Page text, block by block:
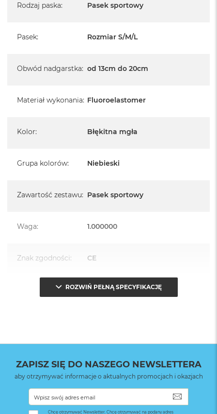
Rodzaj paska: Pasek sportowy
Pasek: Rozmiar S/M/L
Obwód nadgarstka: od 13cm do 20cm
Materiał wykonania: Fluoroelastomer
Kolor: Błękitna mgła
Grupa kolorów: Niebieski
Zawartość zestawu: Pasek sportowy
Waga: 1.000000
Znak zgodności: CE
Opakowanie
(pudełko):
Serwisowe
ROZWIŃ PEŁNĄ SPECYFIKACJĘ
ZAPISZ SIĘ DO NASZEGO NEWSLETTERA
aby otrzymywać informacje o aktualnych promocjach i okazjach
Chcę otrzymywać Newsletter. Chcę otrzymywać na podany adres